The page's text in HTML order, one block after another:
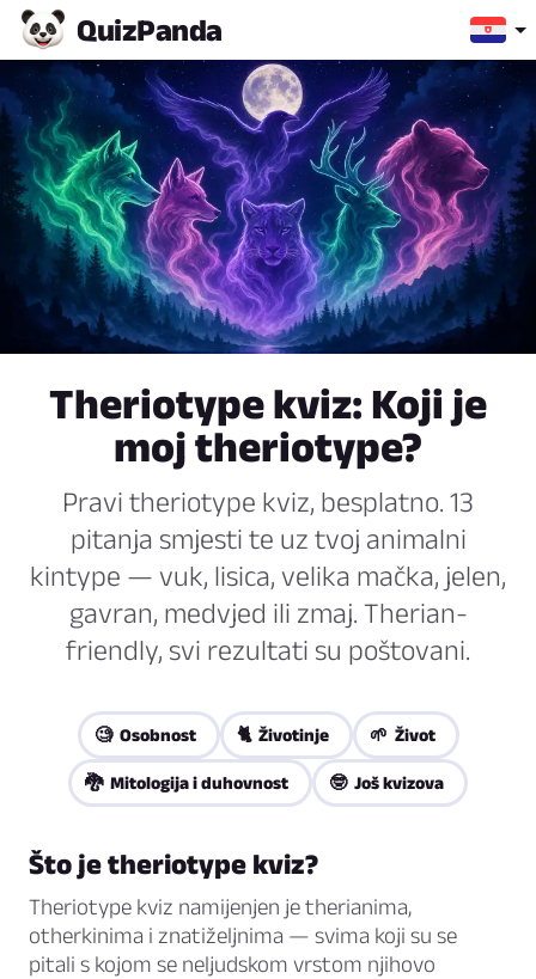
QuizPanda
Theriotype kviz: Koji je
moj theriotype?
Pravi theriotype kviz, besplatno. 13
pitanja smjesti te uz tvoj animalni
kintype — vuk, lisica, velika mačka, jelen,
gavran, medvjed ili zmaj. Therian-
friendly, svi rezultati su poštovani.
🧐 Osobnost 🐈 Životinje 🌱 Život
🐉 Mitologija i duhovnost 🤓 Još kvizova
Što je theriotype kviz?
Theriotype kviz namijenjen je therianima,
otherkinima i znatiželjnima — svima koji su se
pitali s kojom se neljudskom vrstom njihovo